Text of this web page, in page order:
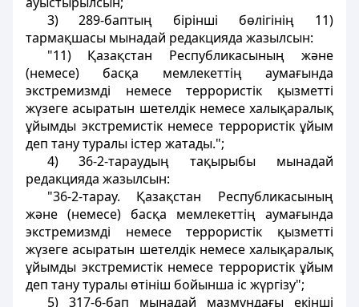
3) 289-баптың бiрiншi бөлiгiнiң 11)
тармақшасы мынадай редакцияда жазылсын:
"11) Қазақстан Республикасының және
(немесе) басқа мемлекеттің аумағында
экстремизмдi немесе террористiк қызметтi
жүзеге асыратын шетелдiк немесе халықаралық
ұйымды экстремистiк немесе террористiк ұйым
деп тану туралы iстер жатады.";
4) 36-2-тараудың тақырыбы мынадай
редакцияда жазылсын:
"36-2-тарау. Қазақстан Республикасының
және (немесе) басқа мемлекеттiң аумағында
экстремизмдi немесе террористiк қызметтi
жүзеге асыратын шетелдiк немесе халықаралық
ұйымды экстремистiк немесе террористік ұйым
деп тану туралы өтiнiш бойынша iс жүргiзу";
5) 317-6-бап мынадай мазмұндағы екiншi